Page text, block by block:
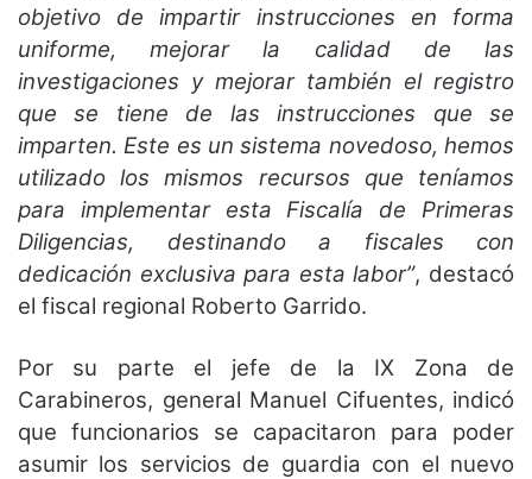
objetivo de impartir instrucciones en forma
uniforme, mejorar la calidad de las
investigaciones y mejorar también el registro
que se tiene de las instrucciones que se
imparten. Este es un sistema novedoso, hemos
utilizado los mismos recursos que teníamos
para implementar esta Fiscalía de Primeras
Diligencias, destinando a fiscales con
dedicación exclusiva para esta labor”, destacó
el fiscal regional Roberto Garrido.
Por su parte el jefe de la IX Zona de
Carabineros, general Manuel Cifuentes, indicó
que funcionarios se capacitaron para poder
asumir los servicios de guardia con el nuevo